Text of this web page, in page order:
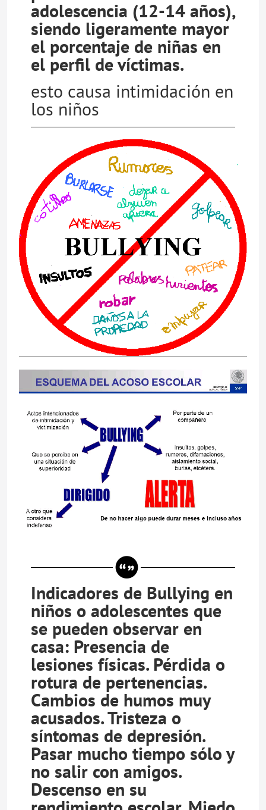
adolescencia (12-14 años),
siendo ligeramente mayor
el porcentaje de niñas en
el perfil de víctimas.
esto causa intimidación en
los niños
Indicadores de Bullying en
niños o adolescentes que
se pueden observar en
casa: Presencia de
lesiones físicas. Pérdida o
rotura de pertenencias.
Cambios de humos muy
acusados. Tristeza o
síntomas de depresión.
Pasar mucho tiempo sólo y
no salir con amigos.
Descenso en su